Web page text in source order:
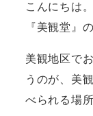
こんにちは。
『美観堂』
美観地区で
うのが、美
べられる場所